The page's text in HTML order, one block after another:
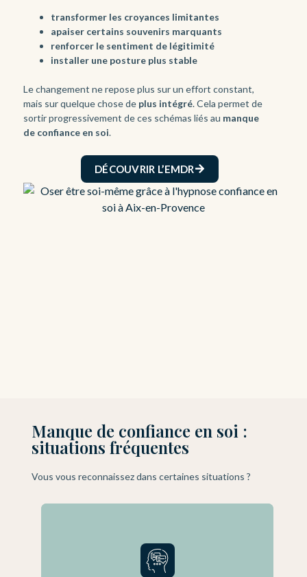
transformer les croyances limitantes
apaiser certains souvenirs marquants
renforcer le sentiment de légitimité
installer une posture plus stable
Le changement ne repose plus sur un effort constant,
mais sur quelque chose de plus intégré. Cela permet de
sortir progressivement de ces schémas liés au manque
de confiance en soi.
DÉCOUVRIR L’EMDR
Manque de confiance en soi :
situations fréquentes
Vous vous reconnaissez dans certaines situations ?
peur du regard des autres